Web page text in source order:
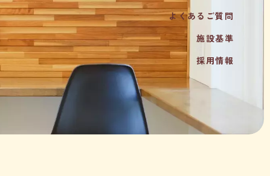
よくあるご質問
施設基準
採用情報